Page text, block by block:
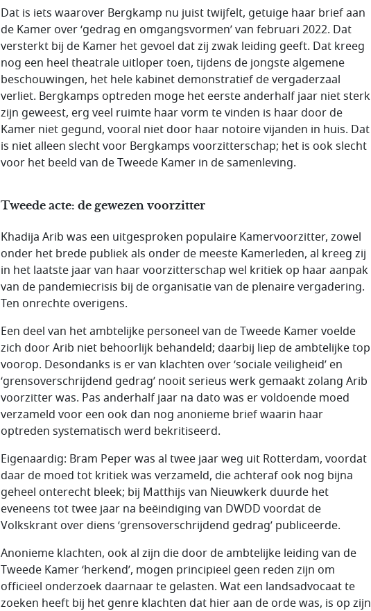
Dat is iets waarover Bergkamp nu juist twijfelt, getuige haar brief aan
de Kamer over ‘gedrag en omgangsvormen’ van februari 2022. Dat
versterkt bij de Kamer het gevoel dat zij zwak leiding geeft. Dat kreeg
nog een heel theatrale uitloper toen, tijdens de jongste algemene
beschouwingen, het hele kabinet demonstratief de vergaderzaal
verliet. Bergkamps optreden moge het eerste anderhalf jaar niet sterk
zijn geweest, erg veel ruimte haar vorm te vinden is haar door de
Kamer niet gegund, vooral niet door haar notoire vijanden in huis. Dat
is niet alleen slecht voor Bergkamps voorzitterschap; het is ook slecht
voor het beeld van de Tweede Kamer in de samenleving.
Tweede acte: de gewezen voorzitter
Khadija Arib was een uitgesproken populaire Kamervoorzitter, zowel
onder het brede publiek als onder de meeste Kamerleden, al kreeg zij
in het laatste jaar van haar voorzitterschap wel kritiek op haar aanpak
van de pandemiecrisis bij de organisatie van de plenaire vergadering.
Ten onrechte overigens.
Een deel van het ambtelijke personeel van de Tweede Kamer voelde
zich door Arib niet behoorlijk behandeld; daarbij liep de ambtelijke top
voorop. Desondanks is er van klachten over ‘sociale veiligheid’ en
‘grensoverschrijdend gedrag’ nooit serieus werk gemaakt zolang Arib
voorzitter was. Pas anderhalf jaar na dato was er voldoende moed
verzameld voor een ook dan nog anonieme brief waarin haar
optreden systematisch werd bekritiseerd.
Eigenaardig: Bram Peper was al twee jaar weg uit Rotterdam, voordat
daar de moed tot kritiek was verzameld, die achteraf ook nog bijna
geheel onterecht bleek; bij Matthijs van Nieuwkerk duurde het
eveneens tot twee jaar na beëindiging van DWDD voordat de
Volkskrant over diens ‘grensoverschrijdend gedrag’ publiceerde.
Anonieme klachten, ook al zijn die door de ambtelijke leiding van de
Tweede Kamer ‘herkend’, mogen principieel geen reden zijn om
officieel onderzoek daarnaar te gelasten. Wat een landsadvocaat te
zoeken heeft bij het genre klachten dat hier aan de orde was, is op zijn